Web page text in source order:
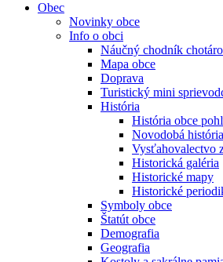
Obec
Novinky obce
Info o obci
Náučný chodník
Mapa obce
Doprava
Turistický mini
História
História obce
Novodobá história
Vysťahovalectvo
Historická galéria
Historické mapy
Historické
Symboly obce
Štatút obce
Demografia
Geografia